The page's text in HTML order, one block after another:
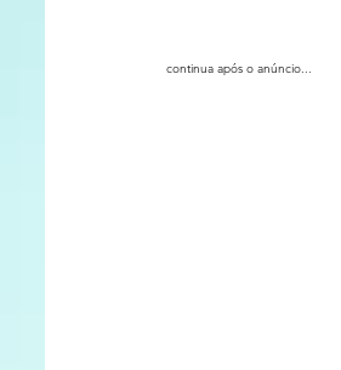
continua após o anúncio...